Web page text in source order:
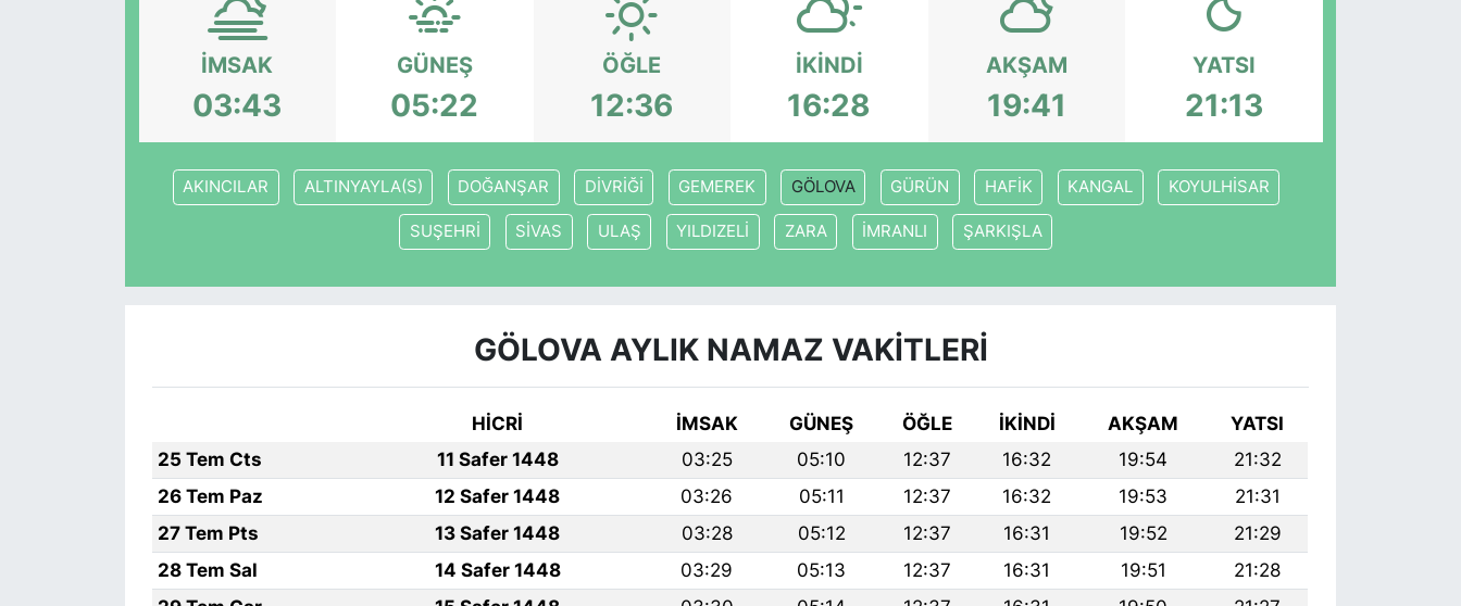
İMSAK
03:43
GÜNEŞ
05:22
ÖĞLE
12:36
İKINDI
16:28
AKŞAM
19:41
YATSI
21:13
AKINCILAR ALTINYAYLA(S) DOĞANŞAR DİVRİĞİ GEMEREK GÖLOVA GÜRÜN HAFİK KANGAL KOYULHİSAR
SUŞEHRİ SİVAS ULAŞ YILDIZELİ ZARA İMRANLI ŞARKIŞLA
GÖLOVA AYLIK NAMAZ VAKITLERI
HİCRİ İMSAK GÜNEŞ ÖĞLE İKINDI AKŞAM
YATSI
25 Tem Cts
11 Safer 1448 03:25 05:10 12:37 16:32 19:54
21:32
26 Tem Paz
12 Safer 1448 03:26 05:11 12:37 16:32 19:53
21:31
27 Tem Pts
13 Safer 1448 03:28 05:12 12:37 16:31 19:52
21:29
28 Tem Sal
14 Safer 1448 03:29 05:13 12:37 16:31 19:51
21:28